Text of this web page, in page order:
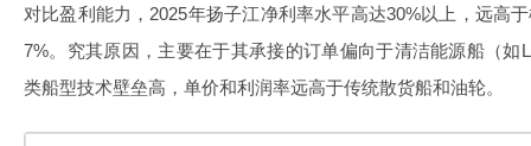
对比盈利能力，2025年扬子江净利率水平高达30%以上，远高
7%。究其原因，主要在于其承接的订单偏向于清洁能源船（如
类船型技术壁垒高，单价和利润率远高于传统散货船和油轮。